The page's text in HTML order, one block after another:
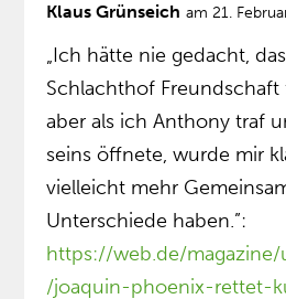
Klaus Grünseich am 21.
„Ich hätte nie gedacht,
Schlachthof
aber als ich Anthony traf
seins öffnete, wurde mir
vielleicht mehr
Unterschiede haben.”:
https://web.de/
/joaquin-phoenix-rettet-